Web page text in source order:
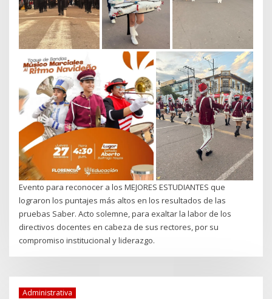
Evento para reconocer a los MEJORES ESTUDIANTES que
lograron los puntajes más altos en los resultados de las
pruebas Saber. Acto solemne, para exaltar la labor de los
directivos docentes en cabeza de sus rectores, por su
compromiso institucional y liderazgo.
Administrativa